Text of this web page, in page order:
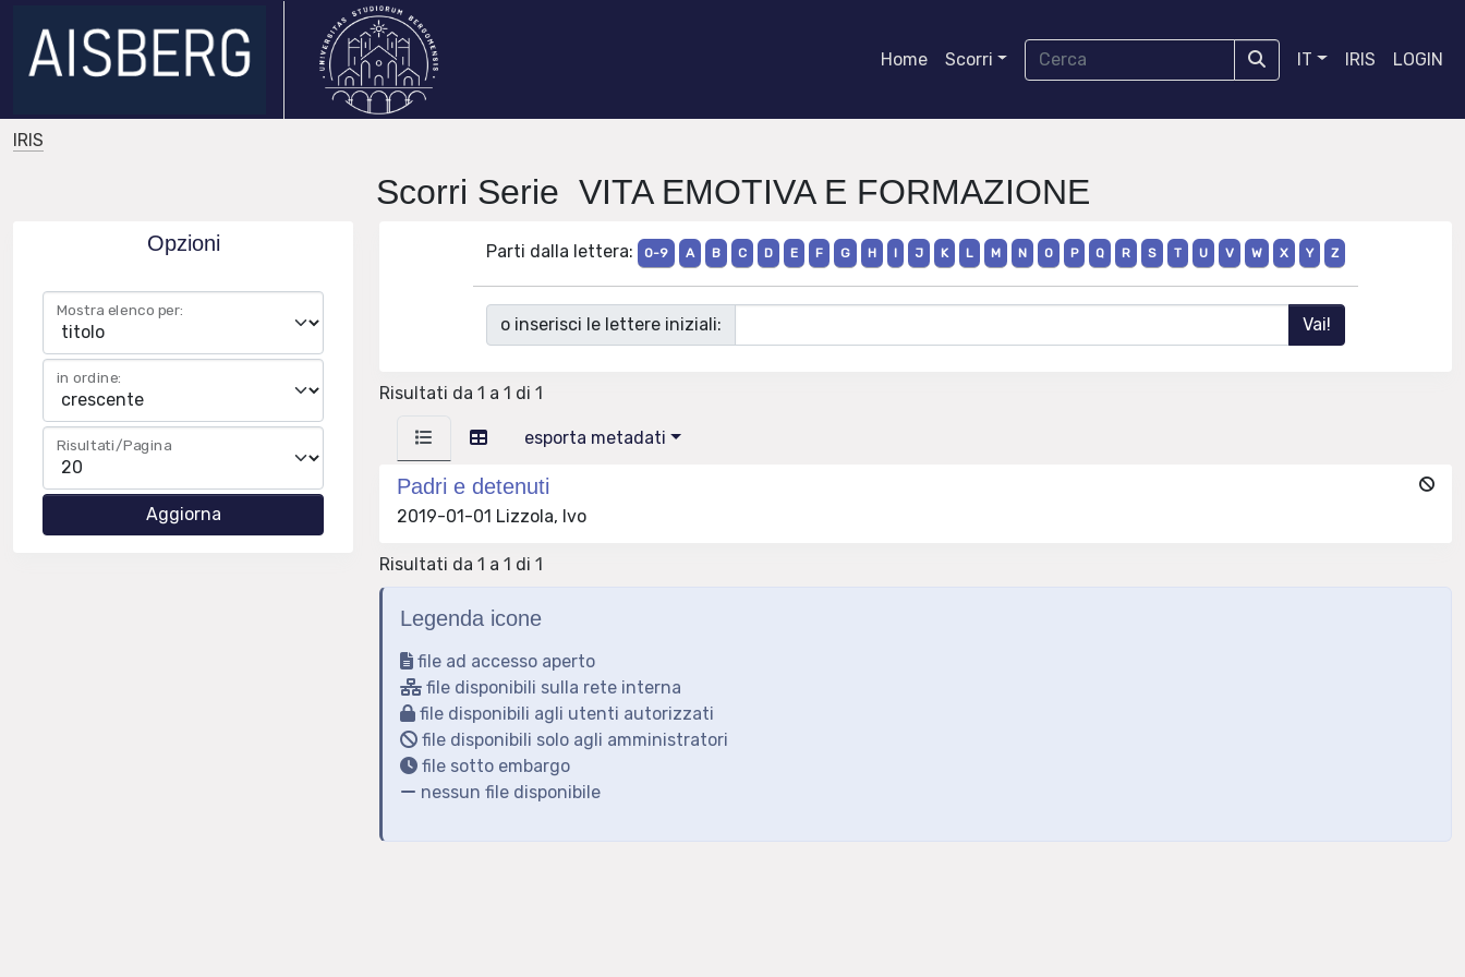
Home Scorri IT IRIS LOGIN
IRIS
Scorri Serie VITA EMOTIVA E FORMAZIONE
Opzioni
Mostra elenco per:
in ordine:
Risultati/Pagina
Parti dalla lettera: 0-9 A B C D E F G H I J K L M N O P Q R S T U V W X Y Z
o inserisci le lettere iniziali:
Risultati da 1 a 1 di 1
esporta metadati
Padri e detenuti
2019-01-01 Lizzola, Ivo
Risultati da 1 a 1 di 1
Legenda icone
file ad accesso aperto
file disponibili sulla rete interna
file disponibili agli utenti autorizzati
file disponibili solo agli amministratori
file sotto embargo
nessun file disponibile